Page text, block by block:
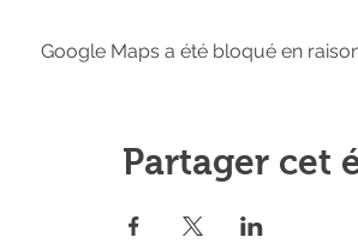
Google Maps a été bloqué en
Partager cet